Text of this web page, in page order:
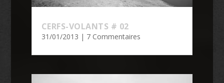
CERFS-VOLANTS # 02
31/01/2013 | 7 Commentaires